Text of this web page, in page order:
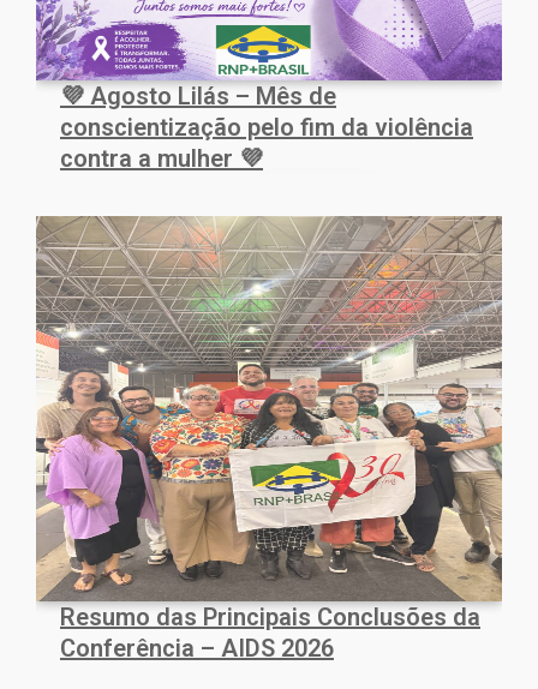
💜 Agosto Lilás – Mês de
conscientização pelo fim da violência
contra a mulher 💜
Resumo das Principais Conclusões da
Conferência – AIDS 2026